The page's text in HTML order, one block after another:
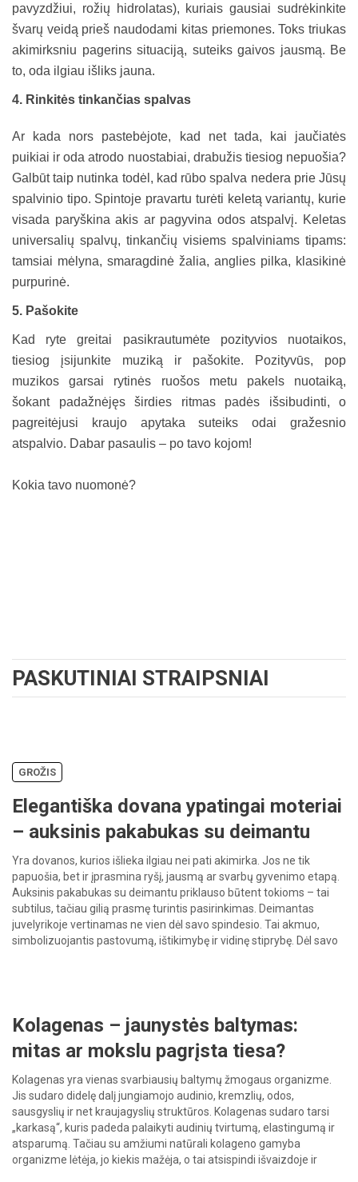
pavyzdžiui, rožių hidrolatas), kuriais gausiai sudrėkinkite
švarų veidą prieš naudodami kitas priemones. Toks triukas
akimirksniu pagerins situaciją, suteiks gaivos jausmą. Be
to, oda ilgiau išliks jauna.
4. Rinkitės tinkančias spalvas
Ar kada nors pastebėjote, kad net tada, kai jaučiatės
puikiai ir oda atrodo nuostabiai, drabužis tiesiog nepuošia?
Galbūt taip nutinka todėl, kad rūbo spalva nedera prie Jūsų
spalvinio tipo. Spintoje pravartu turėti keletą variantų, kurie
visada paryškina akis ar pagyvina odos atspalvį. Keletas
universalių spalvų, tinkančių visiems spalviniams tipams:
tamsiai mėlyna, smaragdinė žalia, anglies pilka, klasikinė
purpurinė.
5. Pašokite
Kad ryte greitai pasikrautumėte pozityvios nuotaikos,
tiesiog įsijunkite muziką ir pašokite. Pozityvūs, pop
muzikos garsai rytinės ruošos metu pakels nuotaiką,
šokant padažnėjęs širdies ritmas padės išsibudinti, o
pagreitėjusi kraujo apytaka suteiks odai gražesnio
atspalvio. Dabar pasaulis – po tavo kojom!
Kokia tavo nuomonė?
PASKUTINIAI STRAIPSNIAI
GROŽIS
Elegantiška dovana ypatingai moteriai
– auksinis pakabukas su deimantu
Yra dovanos, kurios išlieka ilgiau nei pati akimirka. Jos ne tik
papuošia, bet ir įprasmina ryšį, jausmą ar svarbų gyvenimo etapą.
Auksinis pakabukas su deimantu priklauso būtent tokioms – tai
subtilus, tačiau gilią prasmę turintis pasirinkimas. Deimantas
juvelyrikoje vertinamas ne vien dėl savo spindesio. Tai akmuo,
simbolizuojantis pastovumą, ištikimybę ir vidinę stiprybę. Dėl savo
Kolagenas – jaunystės baltymas:
mitas ar mokslu pagrįsta tiesa?
Kolagenas yra vienas svarbiausių baltymų žmogaus organizme.
Jis sudaro didelę dalį jungiamojo audinio, kremzlių, odos,
sausgyslių ir net kraujagyslių struktūros. Kolagenas sudaro tarsi
„karkasą“, kuris padeda palaikyti audinių tvirtumą, elastingumą ir
atsparumą. Tačiau su amžiumi natūrali kolageno gamyba
organizme lėtėja, jo kiekis mažėja, o tai atsispindi išvaizdoje ir